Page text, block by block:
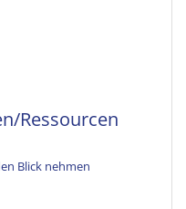
Ressourcen
Blick nehmen